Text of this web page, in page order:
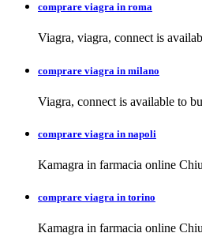
comprare viagra in roma
Viagra, viagra, connect is
comprare viagra in milano
Viagra, connect is available to
comprare viagra in napoli
Kamagra in farmacia online
comprare viagra in torino
Kamagra in farmacia online